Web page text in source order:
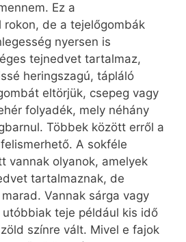
Ez a
rokon, de a tejelőgombák
nyersen is
tejnedvet tartalmaz,
heringszagú, tápláló
eltörjük, csepeg vagy
folyadék, mely néhány
Többek között erről a
A sokféle
vannak olyanok, amelyek
tartalmaznak, de
Vannak sárga vagy
teje például kis idő
színre vált. Mivel e fajok